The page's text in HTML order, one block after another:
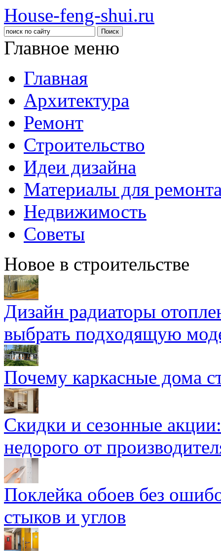
House-feng-shui.ru
Главное меню
Главная
Архитектура
Ремонт
Строительство
Идеи дизайна
Материалы для
Недвижимость
Советы
Новое в строительстве
Дизайн радиаторы
выбрать подходящую
Почему каркасные дома
Скидки и сезонные
недорого от
Поклейка обоев без
стыков и углов